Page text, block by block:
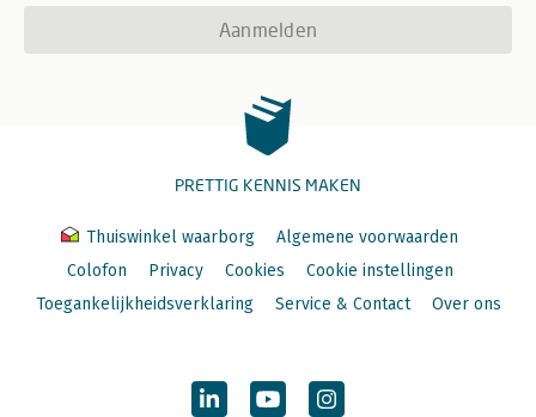
Aanmelden
PRETTIG KENNIS MAKEN
Thuiswinkel waarborg
Algemene voorwaarden
Colofon
Privacy Cookies
Cookie instellingen
Toegankelijkheidsverklaring
Service & Contact Over ons